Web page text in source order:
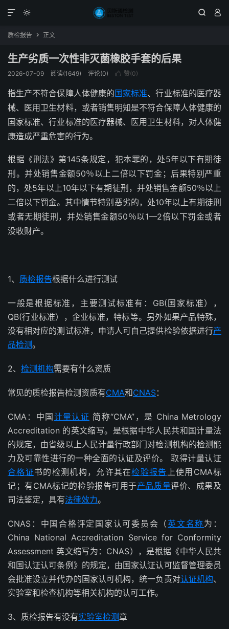
  

质检报告  正文
生产劣质一次性非灭菌橡胶手套的后果
2026-07-09 阅读(1649) 评论(0)  赞(0)
指生产不符合保障人体健康的国家标准、行业标准的医疗器
械、医用卫生材料，或者销售明知是不符合保障人体健康的
国家标准、行业标准的医疗器械、医用卫生材料，对人体健
康造成严重危害的行为。
根据《刑法》第145条规定，犯本罪的，处5年以下有期徒
刑。并处销售金额50％以上二倍以下罚金；后果特别严重
的，处5年以上10年以下有期徒刑，并处销售金额50％以上
二倍以下罚金。其中情节特别恶劣的，处10年以上有期徒刑
或者无期徒刑，并处销售金额50％以1—2倍以下罚金或者
没收财产。
1、 质检报告根据什么进行测试
一般是根据标准，主要测试标准有：GB(国家标准），
QB(行业标准），企业标准，特标等。另外如果产品特殊，
没有相对应的测试标准，申请人可自己提供检验依据进行产
品检测。
2、 检测机构需要有什么资质
常见的质检报告检测资质有CMA和CNAS：
CMA：中国 计量认证 简称“CMA”，是 China Metrology
Accreditation 的英文缩写。是根据中华人民共和国计量法
的规定，由省级以上人民计量行政部门对检测机构的检测能
力及可靠性进行的一种全面的认证及评价。 取得计量认证
合格证书的检测机构，允许其在检验报告 上使用CMA标
记；有CMA标记的检验报告可用于产品质量评价、成果及
司法鉴定，具有法律效力。
CNAS：中国合格评定国家认可委员会（ 英文名称为：
China National Accreditation Service for Conformity
Assessment 英文缩写为：CNAS），是根据《中华人民共
和国认证认可条例》的规定，由国家认证认可监督管理委员
会批准设立并代办的国家认可机构，统一负责对认证机构、
实验室和检查机构等相关机构的认可工作。
3、质检报告有没有实验室检测章